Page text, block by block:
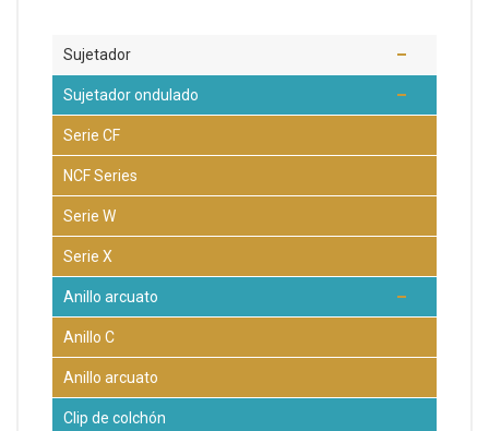
Sujetador
Sujetador ondulado
Serie CF
NCF Series
Serie W
Serie X
Anillo arcuato
Anillo C
Anillo arcuato
Clip de colchón